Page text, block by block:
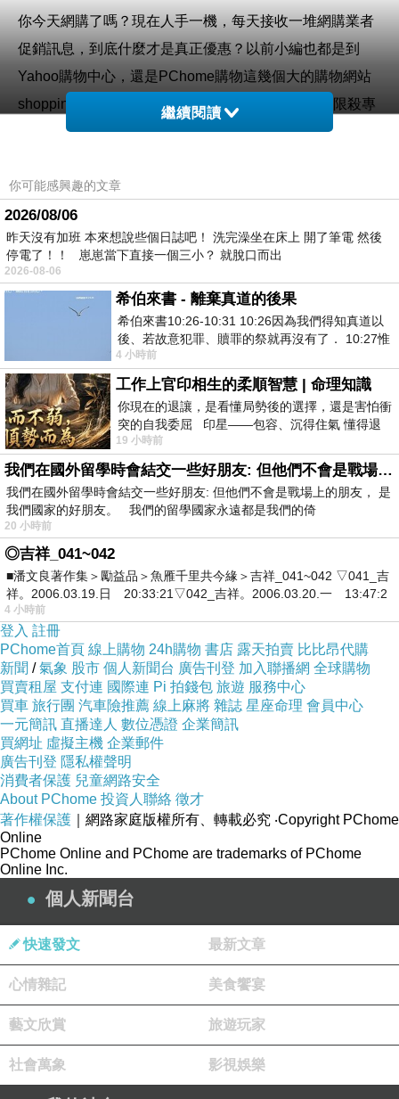
你今天網購了嗎？現在人手一機，每天接收一堆網購業者
促銷訊息，到底什麼才是真正優惠？以前小編也都是到
Yahoo購物中心，還是PChome購物這幾個大的購物網站
shopping，最近發現「百利市購物中心」規畫每日限殺專
區，精選熱門話題商品每日黃金促銷24小時提供「超殺
購買3C商品，除了考量價格以外，售後服務也是很重要
的，【e-payless 百利市購物中心】聲寶集團擁有全台密
集的實體門市，讓你不用擔心後續的維修問題，不然縱使
價格再便宜，日後求助無門，也是十分惱人的，是吧！
DISO IPX8運動防水MP3耳機MH612/BL黑藍
[MH612/BL].，問過幾間經銷商都表示舊款已經賣完，已沒
有舊款庫存了，剛好看到【e-payless 百利市購物中心】
網頁上還有賣，不但比較便宜還可以刷卡分期。有的時候
這些商品的價格還真的頗殺的，於是乎，這一款CP值破表
的：DISO IPX8運動防水MP3耳機MH612/BL黑藍
[MH612/BL].，網路上爬文一下，發現很多部落客都給滿高
的評價，看來值得入手，不管了，就刷下去吧！
DISO IPX8運動防水MP3耳機MH612/BL黑藍
[MH612/BL].
撥放音樂持續10小時
內建8GB記憶體輕鬆儲存音樂
入耳式耳塞 有效阻隔環境噪音
繼續閱讀
你可能感興趣的文章
2026/08/06
昨天沒有加班 本來想說些個日誌吧！ 洗完澡坐在床上 開了筆電 然後
停電了！！ 崽崽當下直接一個三小？ 就脫口而出
2026-08-06
希伯來書 - 離棄真道的後果
希伯來書10:26-10:31 10:26因為我們得知真道以
後、若故意犯罪、贖罪的祭就再沒有了． 10:27惟
有戰懼等候審判和那燒滅眾敵人的烈火
4 小時前
工作上官印相生的柔順智慧 | 命理知識
你現在的退讓，是看懂局勢後的選擇，還是害怕衝
突的自我委屈 印星——包容、沉得住氣 懂得退
一步觀察，不會
19 小時前
我們在國外留學時會結交一些好朋友: 但他們不會是戰場上的朋友
我們在國外留學時會結交一些好朋友: 但他們不會是戰場上的朋友， 是
我們國家的好朋友。 我們的留學國家永遠都是我們的倚
20 小時前
◎吉祥_041~042
■潘文良著作集＞勵益品＞魚雁千里共今緣＞吉祥_041~042 ▽041_吉
祥。2006.03.19.日 20:33:21▽042_吉祥。2006.03.20.一 13:47:2
4 小時前
登入 註冊
PChome首頁 線上購物 24h購物 書店 露天拍賣 比比昂代購
新聞 /氣象 股市 個人新聞台 廣告刊登 加入聯播網 全球購物
買賣租屋 支付連 國際連 Pi 拍錢包 旅遊 服務中心
買車 旅行團 汽車險推薦 線上麻將 雜誌 星座命理 會員中心
一元簡訊 直播達人 數位憑證 企業簡訊
買網址 虛擬主機 企業郵件
廣告刊登 隱私權聲明
消費者保護 兒童網路安全
About PChome 投資人聯絡 徵才
著作權保護 ｜網路家庭版權所有、轉載必究 ‧Copyright PChome
Online
PChome Online and PChome are trademarks of PChome
Online Inc.
個人新聞台
快速發文 最新文章
心情雜記 美食饗宴
藝文欣賞 旅遊玩家
社會萬象 影視娛樂